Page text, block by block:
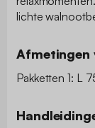
lichte
Afmetingen
Pakketten 1: L